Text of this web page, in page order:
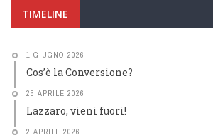
TIMELINE
1 GIUGNO 2026
Cos’è la Conversione?
25 APRILE 2026
Lazzaro, vieni fuori!
2 APRILE 2026